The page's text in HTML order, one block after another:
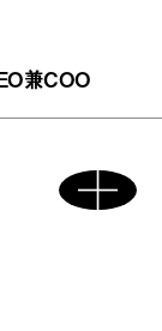
兼COO